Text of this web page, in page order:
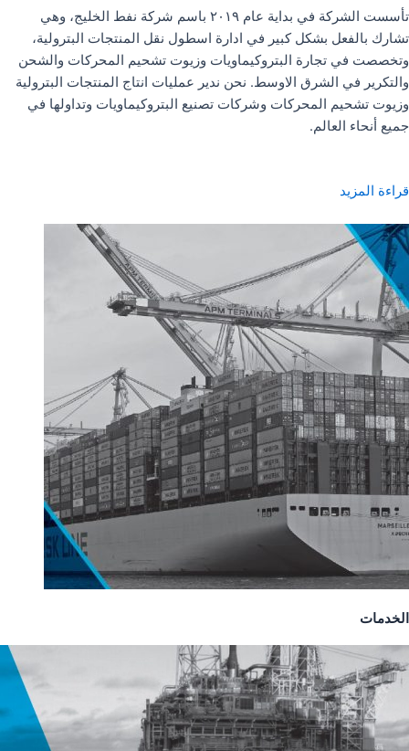
تأسست الشركة في بداية عام ٢٠١٩ باسم شركة نفط الخليج، وهي
تشارك بالفعل بشكل كبير في ادارة اسطول نقل المنتجات البترولية،
وتخصصت في تجارة البتروكيماويات وزيوت تشحيم المحركات والشحن
والتكرير في الشرق الاوسط. نحن ندير عمليات انتاج المنتجات البترولية
وزيوت تشحيم المحركات وشركات تصنيع البتروكيماويات وتداولها في
جميع أنحاء العالم.
قراءة المزيد
الخدمات